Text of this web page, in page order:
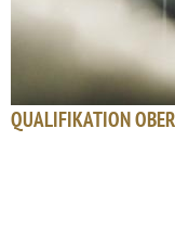
QUALIFIKATION